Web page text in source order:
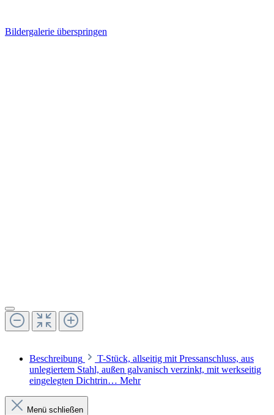
Bildergalerie überspringen
Beschreibung
T-Stück, allseitig mit Pressanschluss, aus
unlegiertem Stahl, außen galvanisch verzinkt, mit werkseitig
eingelegten Dichtrin… Mehr
Menü schließen